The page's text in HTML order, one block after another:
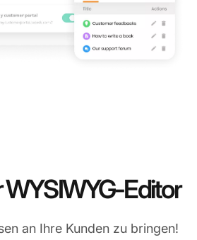
WYSIWYG-Editor
an Ihre Kunden zu bringen!